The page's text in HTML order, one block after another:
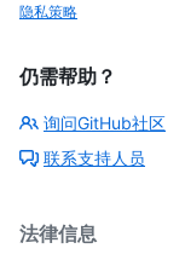
隐私策略
仍需帮助？
询问GitHub社区
联系支持人员
法律信息